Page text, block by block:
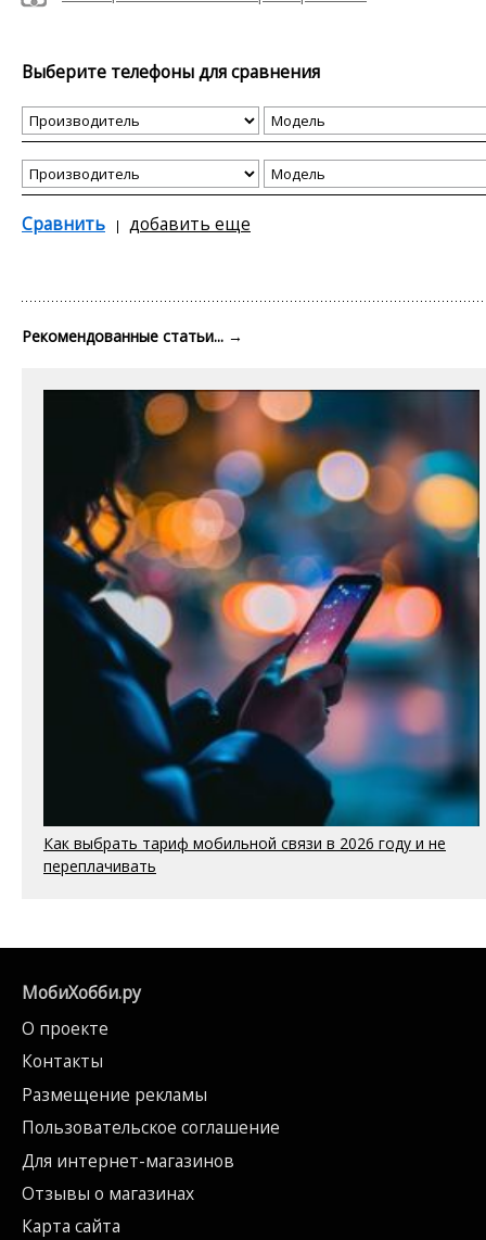
Выберите телефоны для сравнения
Сравнить добавить еще
Рекомендованные статьи... →
Как выбрать тариф мобильной связи в 2026 году и не
переплачивать
МобиХобби.ру
О проекте
Контакты
Размещение рекламы
Пользовательское соглашение
Для интернет-магазинов
Отзывы о магазинах
Карта сайта